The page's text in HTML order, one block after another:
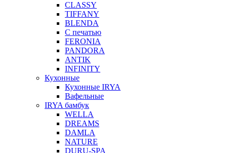
CLASSY
TIFFANY
BLENDA
С печатью
FERONIA
PANDORA
ANTIK
INFINITY
Кухонные
Кухонные IRYA
Вафельные
IRYA бамбук
WELLA
DREAMS
DAMLA
NATURE
DURU-SPA